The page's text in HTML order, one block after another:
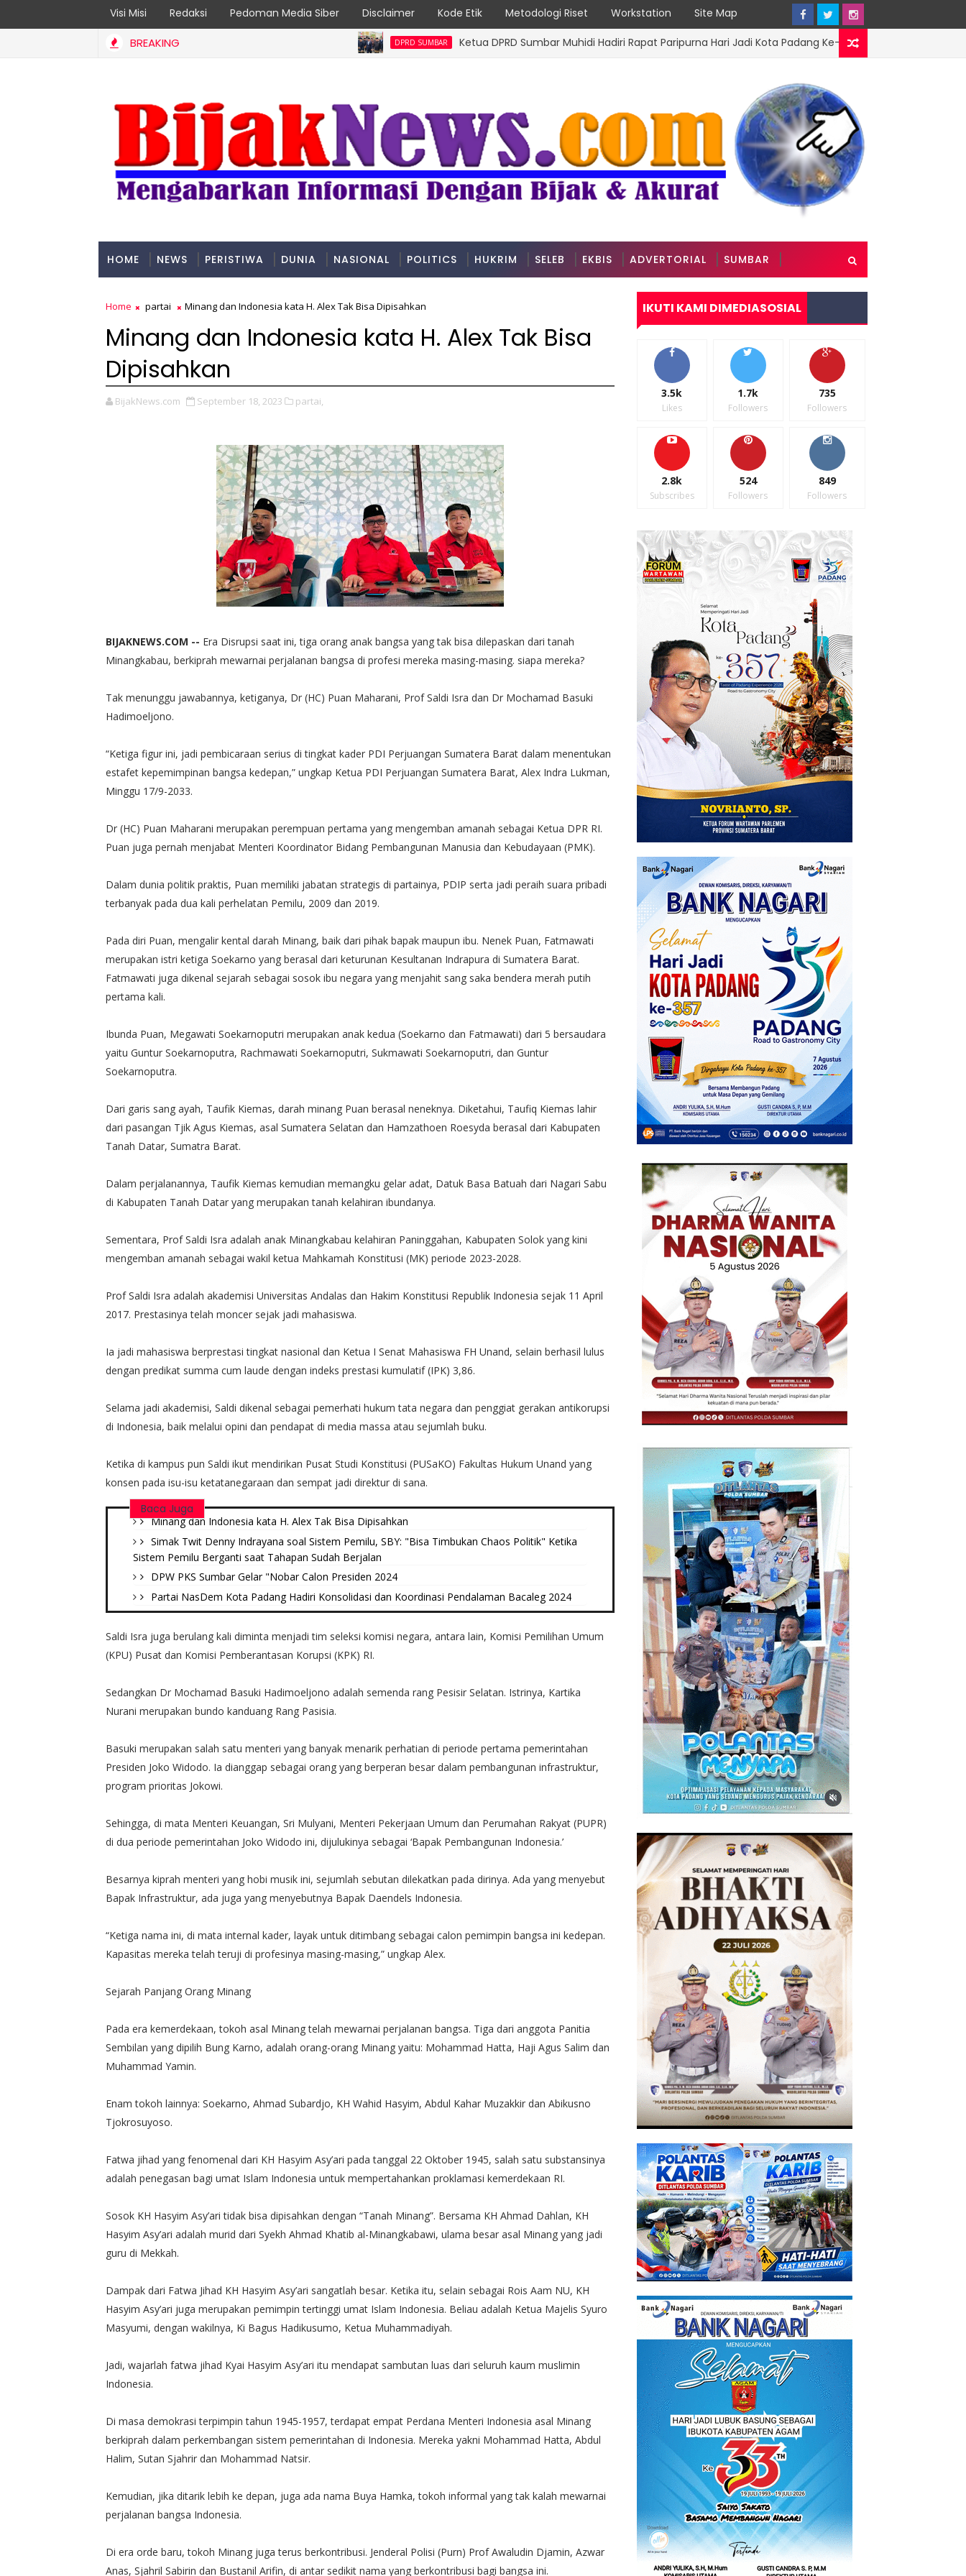
Visi Misi Redaksi Pedoman Media Siber Disclaimer Kode Etik Metodologi Riset Workstation Site Map
BREAKING DPRD SUMBAR Ketua DPRD Sumbar Muhidi Hadiri Rapat Paripurna Hari Jadi Kota Padang Ke-357 Tahun
HOME NEWS PERISTIWA DUNIA NASIONAL POLITICS HUKRIM SELEB EKBIS ADVERTORIAL SUMBAR
Home partai Minang dan Indonesia kata H. Alex Tak Bisa Dipisahkan
Minang dan Indonesia kata H. Alex Tak Bisa
Dipisahkan
BijakNews.com September 18, 2023 partai,
BIJAKNEWS.COM -- Era Disrupsi saat ini, tiga orang anak bangsa yang tak bisa dilepaskan dari tanah
Minangkabau, berkiprah mewarnai perjalanan bangsa di profesi mereka masing-masing. siapa mereka?
Tak menunggu jawabannya, ketiganya, Dr (HC) Puan Maharani, Prof Saldi Isra dan Dr Mochamad Basuki
Hadimoeljono.
“Ketiga figur ini, jadi pembicaraan serius di tingkat kader PDI Perjuangan Sumatera Barat dalam menentukan
estafet kepemimpinan bangsa kedepan,” ungkap Ketua PDI Perjuangan Sumatera Barat, Alex Indra Lukman,
Minggu 17/9-2033.
Dr (HC) Puan Maharani merupakan perempuan pertama yang mengemban amanah sebagai Ketua DPR RI.
Puan juga pernah menjabat Menteri Koordinator Bidang Pembangunan Manusia dan Kebudayaan (PMK).
Dalam dunia politik praktis, Puan memiliki jabatan strategis di partainya, PDIP serta jadi peraih suara pribadi
terbanyak pada dua kali perhelatan Pemilu, 2009 dan 2019.
Pada diri Puan, mengalir kental darah Minang, baik dari pihak bapak maupun ibu. Nenek Puan, Fatmawati
merupakan istri ketiga Soekarno yang berasal dari keturunan Kesultanan Indrapura di Sumatera Barat.
Fatmawati juga dikenal sejarah sebagai sosok ibu negara yang menjahit sang saka bendera merah putih
pertama kali.
Ibunda Puan, Megawati Soekarnoputri merupakan anak kedua (Soekarno dan Fatmawati) dari 5 bersaudara
yaitu Guntur Soekarnoputra, Rachmawati Soekarnoputri, Sukmawati Soekarnoputri, dan Guntur
Soekarnoputra.
Dari garis sang ayah, Taufik Kiemas, darah minang Puan berasal neneknya. Diketahui, Taufiq Kiemas lahir
dari pasangan Tjik Agus Kiemas, asal Sumatera Selatan dan Hamzathoen Roesyda berasal dari Kabupaten
Tanah Datar, Sumatra Barat.
Dalam perjalanannya, Taufik Kiemas kemudian memangku gelar adat, Datuk Basa Batuah dari Nagari Sabu
di Kabupaten Tanah Datar yang merupakan tanah kelahiran ibundanya.
Sementara, Prof Saldi Isra adalah anak Minangkabau kelahiran Paninggahan, Kabupaten Solok yang kini
mengemban amanah sebagai wakil ketua Mahkamah Konstitusi (MK) periode 2023-2028.
Prof Saldi Isra adalah akademisi Universitas Andalas dan Hakim Konstitusi Republik Indonesia sejak 11 April
2017. Prestasinya telah moncer sejak jadi mahasiswa.
Ia jadi mahasiswa berprestasi tingkat nasional dan Ketua I Senat Mahasiswa FH Unand, selain berhasil lulus
dengan predikat summa cum laude dengan indeks prestasi kumulatif (IPK) 3,86.
Selama jadi akademisi, Saldi dikenal sebagai pemerhati hukum tata negara dan penggiat gerakan antikorupsi
di Indonesia, baik melalui opini dan pendapat di media massa atau sejumlah buku.
Ketika di kampus pun Saldi ikut mendirikan Pusat Studi Konstitusi (PUSaKO) Fakultas Hukum Unand yang
konsen pada isu-isu ketatanegaraan dan sempat jadi direktur di sana.
Baca Juga
Minang dan Indonesia kata H. Alex Tak Bisa Dipisahkan
Simak Twit Denny Indrayana soal Sistem Pemilu, SBY: "Bisa Timbukan Chaos Politik" Ketika
Sistem Pemilu Berganti saat Tahapan Sudah Berjalan
DPW PKS Sumbar Gelar "Nobar Calon Presiden 2024
Partai NasDem Kota Padang Hadiri Konsolidasi dan Koordinasi Pendalaman Bacaleg 2024
Saldi Isra juga berulang kali diminta menjadi tim seleksi komisi negara, antara lain, Komisi Pemilihan Umum
(KPU) Pusat dan Komisi Pemberantasan Korupsi (KPK) RI.
Sedangkan Dr Mochamad Basuki Hadimoeljono adalah semenda rang Pesisir Selatan. Istrinya, Kartika
Nurani merupakan bundo kanduang Rang Pasisia.
Basuki merupakan salah satu menteri yang banyak menarik perhatian di periode pertama pemerintahan
Presiden Joko Widodo. Ia dianggap sebagai orang yang berperan besar dalam pembangunan infrastruktur,
program prioritas Jokowi.
Sehingga, di mata Menteri Keuangan, Sri Mulyani, Menteri Pekerjaan Umum dan Perumahan Rakyat (PUPR)
di dua periode pemerintahan Joko Widodo ini, dijulukinya sebagai ‘Bapak Pembangunan Indonesia.’
Besarnya kiprah menteri yang hobi musik ini, sejumlah sebutan dilekatkan pada dirinya. Ada yang menyebut
Bapak Infrastruktur, ada juga yang menyebutnya Bapak Daendels Indonesia.
“Ketiga nama ini, di mata internal kader, layak untuk ditimbang sebagai calon pemimpin bangsa ini kedepan.
Kapasitas mereka telah teruji di profesinya masing-masing,” ungkap Alex.
Sejarah Panjang Orang Minang
Pada era kemerdekaan, tokoh asal Minang telah mewarnai perjalanan bangsa. Tiga dari anggota Panitia
Sembilan yang dipilih Bung Karno, adalah orang-orang Minang yaitu: Mohammad Hatta, Haji Agus Salim dan
Muhammad Yamin.
Enam tokoh lainnya: Soekarno, Ahmad Subardjo, KH Wahid Hasyim, Abdul Kahar Muzakkir dan Abikusno
Tjokrosuyoso.
Fatwa jihad yang fenomenal dari KH Hasyim Asy’ari pada tanggal 22 Oktober 1945, salah satu substansinya
adalah penegasan bagi umat Islam Indonesia untuk mempertahankan proklamasi kemerdekaan RI.
Sosok KH Hasyim Asy’ari tidak bisa dipisahkan dengan “Tanah Minang”. Bersama KH Ahmad Dahlan, KH
Hasyim Asy’ari adalah murid dari Syekh Ahmad Khatib al-Minangkabawi, ulama besar asal Minang yang jadi
guru di Mekkah.
Dampak dari Fatwa Jihad KH Hasyim Asy’ari sangatlah besar. Ketika itu, selain sebagai Rois Aam NU, KH
Hasyim Asy’ari juga merupakan pemimpin tertinggi umat Islam Indonesia. Beliau adalah Ketua Majelis Syuro
Masyumi, dengan wakilnya, Ki Bagus Hadikusumo, Ketua Muhammadiyah.
Jadi, wajarlah fatwa jihad Kyai Hasyim Asy’ari itu mendapat sambutan luas dari seluruh kaum muslimin
Indonesia.
Di masa demokrasi terpimpin tahun 1945-1957, terdapat empat Perdana Menteri Indonesia asal Minang
berkiprah dalam perkembangan sistem pemerintahan di Indonesia. Mereka yakni Mohammad Hatta, Abdul
Halim, Sutan Sjahrir dan Mohammad Natsir.
Kemudian, jika ditarik lebih ke depan, juga ada nama Buya Hamka, tokoh informal yang tak kalah mewarnai
perjalanan bangsa Indonesia.
Di era orde baru, tokoh Minang juga terus berkontribusi. Jenderal Polisi (Purn) Prof Awaludin Djamin, Azwar
Anas, Sjahril Sabirin dan Bustanil Arifin, di antar sedikit nama yang berkontribusi bagi bangsa ini.
IKUTI KAMI DIMEDIASOSIAL
3.5k
Likes
1.7k
Followers
735
Followers
2.8k
Subscribes
524
Followers
849
Followers